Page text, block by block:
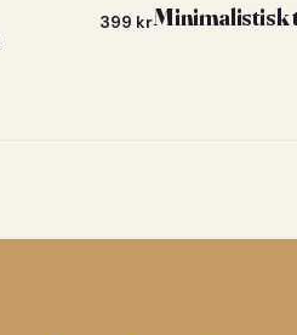
399 krMinimalistisk